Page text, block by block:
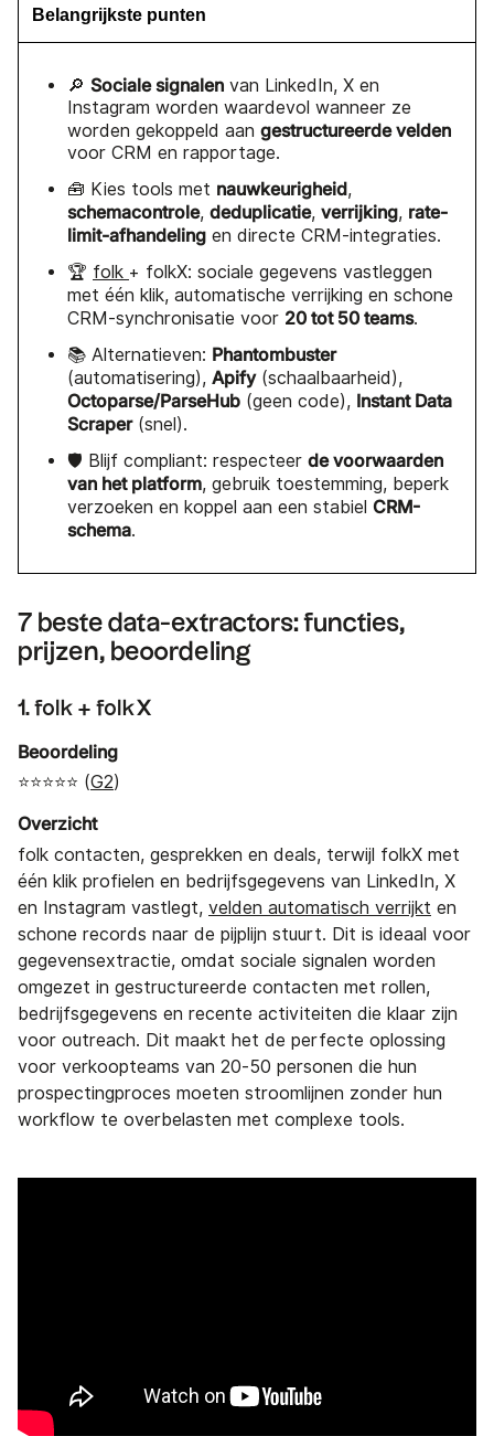
Belangrijkste punten
🔎 Sociale signalen van LinkedIn, X en
Instagram worden waardevol wanneer ze
worden gekoppeld aan gestructureerde velden
voor CRM en rapportage.
🧰 Kies tools met nauwkeurigheid,
schemacontrole, deduplicatie, verrijking, rate-
limit-afhandeling en directe CRM-integraties.
🏆 folk + folkX: sociale gegevens vastleggen
met één klik, automatische verrijking en schone
CRM-synchronisatie voor 20 tot 50 teams.
📚 Alternatieven: Phantombuster
(automatisering), Apify(schaalbaarheid),
Octoparse/ParseHub (geen code), Instant Data
Scraper(snel).
🛡️ Blijf compliant: respecteer de voorwaarden
van het platform, gebruik toestemming, beperk
verzoeken en koppel aan een stabiel CRM-
schema.
7 beste data-extractors: functies,
prijzen, beoordeling
1. folk + folkX
Beoordeling
⭐⭐⭐⭐⭐ (G2)
Overzicht
folk contacten, gesprekken en deals, terwijl folkX met
één klik profielen en bedrijfsgegevens van LinkedIn, X
en Instagram vastlegt, velden automatisch verrijkt en
schone records naar de pijplijn stuurt. Dit is ideaal voor
gegevensextractie, omdat sociale signalen worden
omgezet in gestructureerde contacten met rollen,
bedrijfsgegevens en recente activiteiten die klaar zijn
voor outreach. Dit maakt het de perfecte oplossing
voor verkoopteams van 20-50 personen die hun
prospectingproces moeten stroomlijnen zonder hun
workflow te overbelasten met complexe tools.